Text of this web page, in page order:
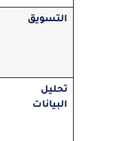
التسويق
تحليل
البيانات